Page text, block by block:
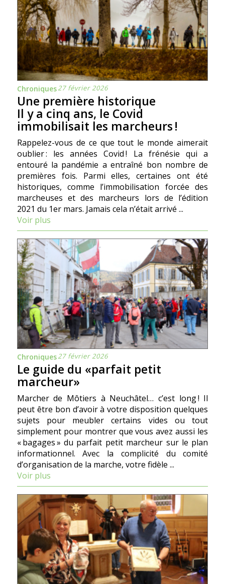
Chroniques27 février 2026
Une première historique
Il y a cinq ans, le Covid
immobilisait les marcheurs !
Rappelez-vous de ce que tout le monde aimerait
oublier : les années Covid ! La frénésie qui a
entouré la pandémie a entraîné bon nombre de
premières fois. Parmi elles, certaines ont été
historiques, comme l’immobilisation forcée des
marcheuses et des marcheurs lors de l’édition
2021 du 1er mars. Jamais cela n’était arrivé ...
Voir plus
Chroniques27 février 2026
Le guide du «parfait petit
marcheur»
Marcher de Môtiers à Neuchâtel… c’est long ! Il
peut être bon d’avoir à votre disposition quelques
sujets pour meubler certains vides ou tout
simplement pour montrer que vous avez aussi les
« bagages » du parfait petit marcheur sur le plan
informationnel. Avec la complicité du comité
d’organisation de la marche, votre fidèle ...
Voir plus